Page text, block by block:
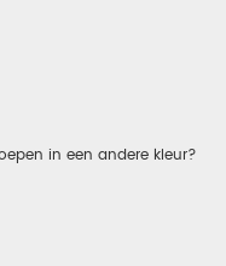
in een andere kleur?